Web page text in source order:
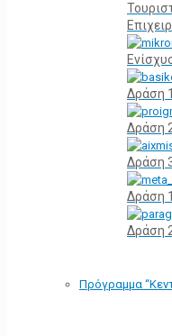
Δράση
Δράση
Δράση
Δράση
Δράση
Πρόγραμμα